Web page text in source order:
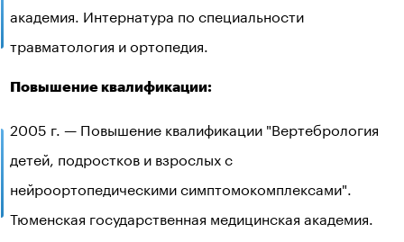
академия. Интернатура по специальности
травматология и ортопедия.
Повышение квалификации:
2005 г. — Повышение квалификации "Вертебрология
детей, подростков и взрослых с
нейроортопедическими симптомокомплексами".
Тюменская государственная медицинская академия.